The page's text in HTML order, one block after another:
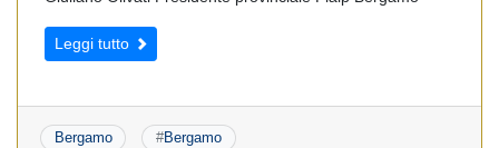
Leggi tutto
Bergamo #Bergamo